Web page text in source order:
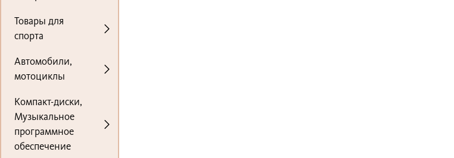
Товары для
спорта
Автомобили,
мотоциклы
Компакт-диски,
Музыкальное
программное
обеспечение